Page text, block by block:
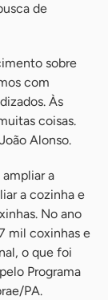
de
sobre
com
Às
coisas.
Alonso.
a
a cozinha e
No ano
mil coxinhas e
o que foi
Programa
PA.